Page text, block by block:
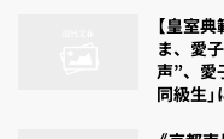
【皇室
ま、愛
声”、愛
同級生